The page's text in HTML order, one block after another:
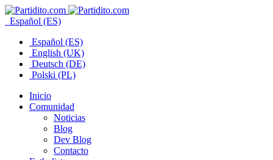
Español (ES)
Español (ES)
English (UK)
Deutsch (DE)
Polski (PL)
Inicio
Comunidad
Noticias
Blog
Dev Blog
Contacto